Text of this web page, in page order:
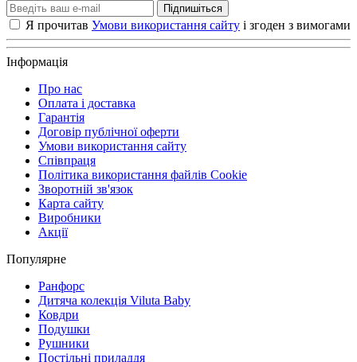
Підпишіться
Я прочитав Умови використання сайту і згоден з вимогами
Інформація
Про нас
Оплата і доставка
Гарантія
Договір публічної оферти
Умови використання сайту
Співпраця
Політика використання файлів Cookie
Зворотній зв'язок
Карта сайту
Виробники
Акції
Популярне
Ранфорс
Дитяча колекція Viluta Baby
Ковдри
Подушки
Рушники
Постільні приладдя